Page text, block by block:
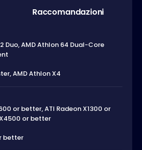
Raccomandazioni
Duo, AMD Athlon 64 Dual-Core
AMD Athlon X4
or better, ATI Radeon X1300 or
or better
better